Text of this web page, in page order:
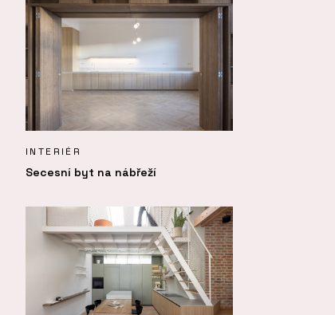
INTERIÉR
Secesní byt na nábřeží